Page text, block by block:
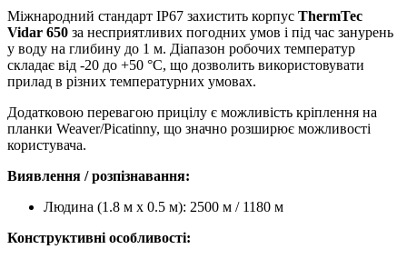
Міжнародний стандарт IP67 захистить корпус ThermTec
Vidar 650 за несприятливих погодних умов і під час занурень
у воду на глибину до 1 м. Діапазон робочих температур
складає від -20 до +50 °C, що дозволить використовувати
прилад в різних температурних умовах.
Додатковою перевагою прицілу є можливість кріплення на
планки Weaver/Picatinny, що значно розширює можливості
користувача.
Виявлення / розпізнавання:
Людина (1.8 м x 0.5 м): 2500 м / 1180 м
Конструктивні особливості: